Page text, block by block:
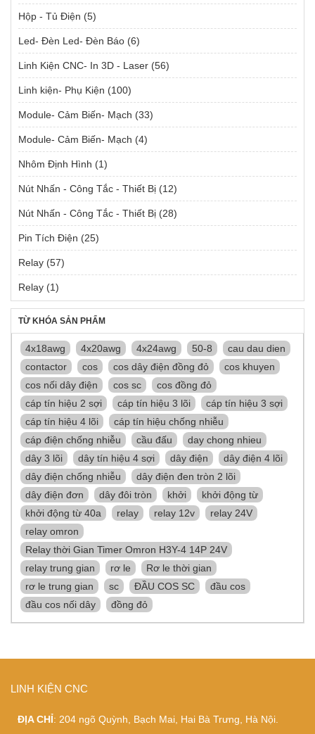
Hộp - Tủ Điện (5)
Led- Đèn Led- Đèn Báo (6)
Linh Kiện CNC- In 3D - Laser (56)
Linh kiện- Phụ Kiện (100)
Module- Cảm Biến- Mạch (33)
Module- Cảm Biến- Mạch (4)
Nhôm Định Hình (1)
Nút Nhấn - Công Tắc - Thiết Bị (12)
Nút Nhấn - Công Tắc - Thiết Bị (28)
Pin Tích Điện (25)
Relay (57)
Relay (1)
TỪ KHÓA SẢN PHẨM
4x18awg 4x20awg 4x24awg 50-8
cau dau dien
contactor
cos cos dây điện đồng đỏ
cos khuyen
cos nối dây điện
cos sc
cos đồng đỏ
cáp tín hiệu 2 sợi
cáp tín hiệu 3 lõi
cáp tín hiệu 3 sợi
cáp tín hiệu 4 lõi
cáp tín hiệu chống nhiễu
cáp điện chống nhiễu
cầu đấu
day chong nhieu
dây 3 lõi
dây tín hiệu 4 sợi dây điện
dây điện 4 lõi
dây điện chống nhiễu
dây điện đen tròn 2 lõi
dây điện đơn
dây đôi tròn khởi
khởi động từ
khởi động từ 40a
relay relay 12v
relay 24V
relay omron
Relay thời Gian Timer Omron H3Y-4 14P 24V
relay trung gian
rơ le
Rơ le thời gian
rơ le trung gian
sc ĐẦU COS SC
đầu cos
đầu cos nối dây
đồng đỏ
LINH KIỆN CNC
ĐỊA CHỈ: 204 ngõ Quỳnh, Bạch Mai, Hai Bà Trưng, Hà Nội.